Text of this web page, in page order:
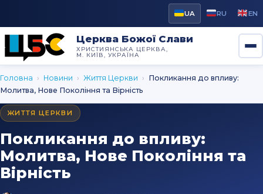
UA RU EN
Церква Божої Слави
ХРИСТИЯНСЬКА ЦЕРКВА,
М. КИЇВ, УКРАЇНА
Головна › Новини › Життя Церкви › Покликання до впливу:
Молитва, Нове Покоління та Вірність
ЖИТТЯ ЦЕРКВИ
Покликання до впливу:
Молитва, Нове Покоління та
Вірність